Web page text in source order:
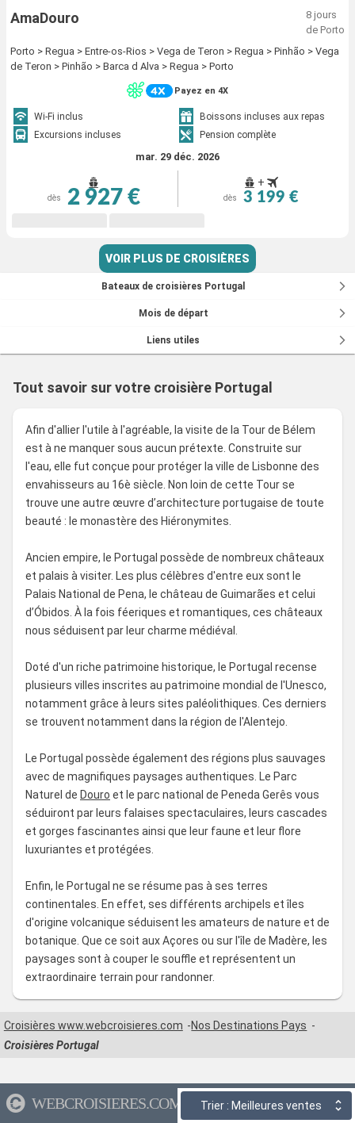
Trier : Meilleures ventes
AmaDouro
8 jours
de Porto
Porto > Regua > Entre-os-Rios > Vega de Teron > Regua > Pinhão > Vega
de Teron > Pinhão > Barca d Alva > Regua > Porto
Payez en 4X
Wi-Fi inclus
Boissons incluses aux repas
Excursions incluses
Pension complète
mar. 29 déc. 2026
dès 2 927 €
+
dès 3 199 €
VOIR PLUS DE CROISIÈRES
Bateaux de croisières Portugal
Mois de départ
Liens utiles
Tout savoir sur votre croisière Portugal
Afin d'allier l'utile à l'agréable, la visite de la Tour de Bélem
est à ne manquer sous aucun prétexte. Construite sur
l'eau, elle fut conçue pour protéger la ville de Lisbonne des
envahisseurs au 16è siècle. Non loin de cette Tour se
trouve une autre œuvre d’architecture portugaise de toute
beauté : le monastère des Hiéronymites.
Ancien empire, le Portugal possède de nombreux châteaux
et palais à visiter. Les plus célèbres d'entre eux sont le
Palais National de Pena, le château de Guimarães et celui
d’Óbidos. À la fois féeriques et romantiques, ces châteaux
nous séduisent par leur charme médiéval.
Doté d'un riche patrimoine historique, le Portugal recense
plusieurs villes inscrites au patrimoine mondial de l'Unesco,
notamment grâce à leurs sites paléolithiques. Ces derniers
se trouvent notamment dans la région de l'Alentejo.
Le Portugal possède également des régions plus sauvages
avec de magnifiques paysages authentiques. Le Parc
Naturel de Douro et le parc national de Peneda Gerês vous
séduiront par leurs falaises spectaculaires, leurs cascades
et gorges fascinantes ainsi que leur faune et leur flore
luxuriantes et protégées.
Enfin, le Portugal ne se résume pas à ses terres
continentales. En effet, ses différents archipels et îles
d'origine volcanique séduisent les amateurs de nature et de
botanique. Que ce soit aux Açores ou sur l'île de Madère, les
paysages sont à couper le souffle et représentent un
extraordinaire terrain pour randonner.
Croisières www.webcroisieres.com
Nos Destinations Pays
Croisières Portugal
WEBCROISIERES.COM